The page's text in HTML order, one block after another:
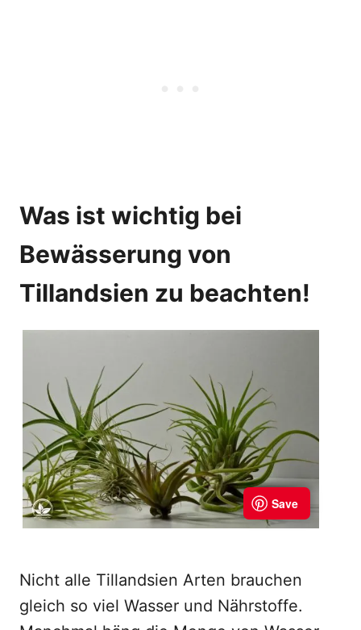
Was ist wichtig bei
Bewässerung von
Tillandsien zu beachten!
Nicht alle Tillandsien Arten brauchen
gleich so viel Wasser und Nährstoffe.